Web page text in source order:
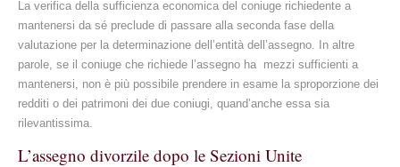
La verifica della sufficienza economica del coniuge richiedente a
mantenersi da sé preclude di passare alla seconda fase della
valutazione per la determinazione dell’entità dell’assegno. In altre
parole, se il coniuge che richiede l’assegno ha mezzi sufficienti a
mantenersi, non è più possibile prendere in esame la sproporzione dei
redditi o dei patrimoni dei due coniugi, quand’anche essa sia
rilevantissima.
L’assegno divorzile dopo le Sezioni Unite